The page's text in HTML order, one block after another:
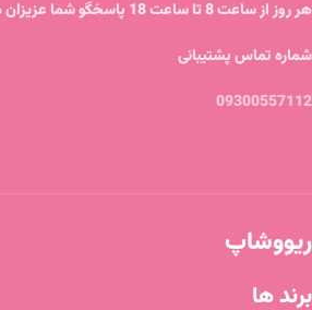
هر روز از ساعت 8 تا ساعت 18 پاسخگو شما عزیزان هستیم.
شماره تماس پشتیبانی
09300557112
ریووشاپ
برند ها